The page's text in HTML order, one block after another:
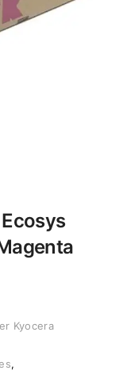
Kyocera
,